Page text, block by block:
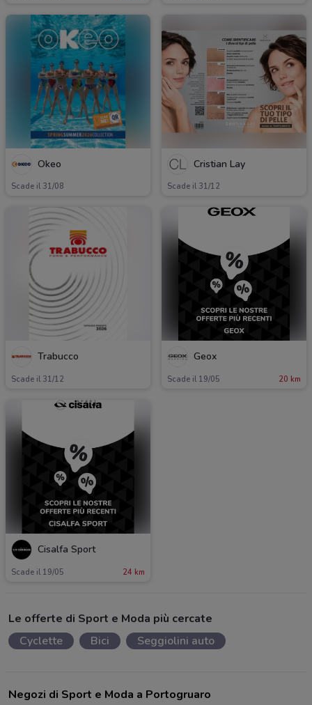
Okeo
Scade il 31/08
Cristian Lay
Scade il 31/12
Trabucco
Scade il 31/12
Geox
Scade il 19/05 20 km
Cisalfa Sport
Scade il 19/05 24 km
Le offerte di Sport e Moda più cercate
Cyclette
Bici Seggiolini auto
Negozi di Sport e Moda a Portogruaro